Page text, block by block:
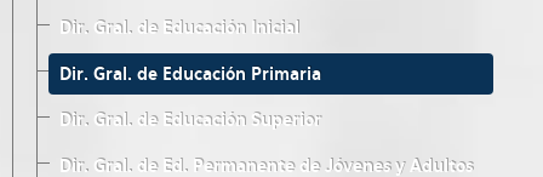
Dir. Gral. de Educación Inicial
Dir. Gral. de Educación Primaria
Dir. Gral. de Educación Superior
Dir. Gral. de Ed. Permanente de Jóvenes y Adultos